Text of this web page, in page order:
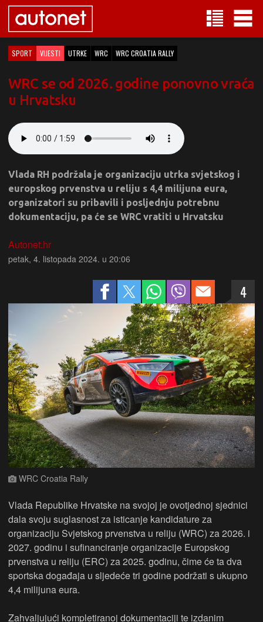
SPORT VIJESTI UTRKE WRC WRC CROATIA RALLY
WRC se od 2026. godine ponovno vraća
u Hrvatsku
Vlada RH podržala je organizaciju utrka svjetskog i
europskog prvenstva u reliju s 4,4 milijuna eura,
organizatori su pribavili i posljednju potrebnu
dokumentaciju, pa će se WRC vratiti u Hrvatsku
Autonet.hr
petak, 4. listopada 2024. u 20:06
4
WRC Croatia Rally
Vlada Republike Hrvatske na svojoj je ovotjednoj sjednici
dala svoju suglasnost za isticanje kandidature za
organizaciju Svjetskog prvenstva u reliju (WRC) za 2026. i
2027. godinu i sufinanciranje organizacije Europskog
prvenstva u reliju (ERC) za 2025. godinu, čime će ta dva
sportska događaja u sljedeće tri godine podržati s ukupno
4,4 milijuna eura.
Zahvaljujući kompletiranoj dokumentaciji te izdanim